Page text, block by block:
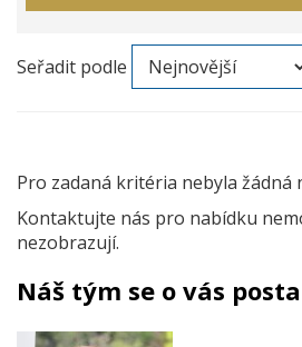
Seřadit podle
Pro zadaná kritéria nebyla žádná
Kontaktujte nás pro nabídku
nezobrazují.
Náš tým se o vás